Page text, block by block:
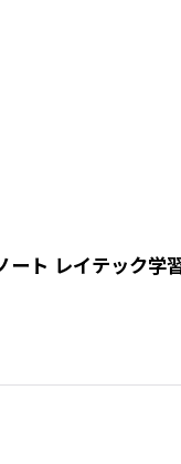
ート レイテック